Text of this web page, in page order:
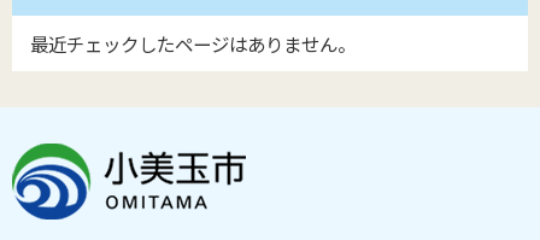
最近チェックしたページはありません。